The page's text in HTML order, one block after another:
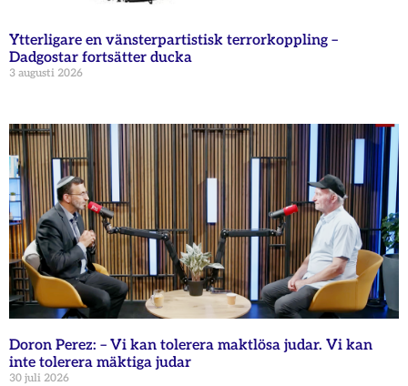
Ytterligare en vänsterpartistisk terrorkoppling –
Dadgostar fortsätter ducka
3 augusti 2026
Doron Perez: – Vi kan tolerera maktlösa judar. Vi kan
inte tolerera mäktiga judar
30 juli 2026